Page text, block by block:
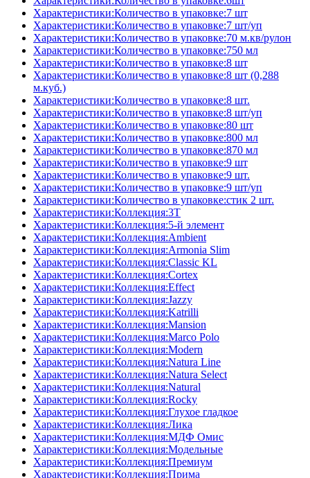
Характеристики:Количество в упаковке:7 шт
Характеристики:Количество в упаковке:7 шт/уп
Характеристики:Количество в упаковке:70 м.кв/рулон
Характеристики:Количество в упаковке:750 мл
Характеристики:Количество в упаковке:8 шт
Характеристики:Количество в упаковке:8 шт (0,288
м.куб.)
Характеристики:Количество в упаковке:8 шт.
Характеристики:Количество в упаковке:8 шт/уп
Характеристики:Количество в упаковке:80 шт
Характеристики:Количество в упаковке:800 мл
Характеристики:Количество в упаковке:870 мл
Характеристики:Количество в упаковке:9 шт
Характеристики:Количество в упаковке:9 шт.
Характеристики:Количество в упаковке:9 шт/уп
Характеристики:Количество в упаковке:стик 2 шт.
Характеристики:Коллекция:3T
Характеристики:Коллекция:5-й элемент
Характеристики:Коллекция:Ambient
Характеристики:Коллекция:Armonia Slim
Характеристики:Коллекция:Classic KL
Характеристики:Коллекция:Cortex
Характеристики:Коллекция:Effect
Характеристики:Коллекция:Jazzy
Характеристики:Коллекция:Katrilli
Характеристики:Коллекция:Mansion
Характеристики:Коллекция:Marco Polo
Характеристики:Коллекция:Modern
Характеристики:Коллекция:Natura Line
Характеристики:Коллекция:Natura Select
Характеристики:Коллекция:Natural
Характеристики:Коллекция:Rocky
Характеристики:Коллекция:Глухое гладкое
Характеристики:Коллекция:Лика
Характеристики:Коллекция:МДФ Омис
Характеристики:Коллекция:Модельные
Характеристики:Коллекция:Премиум
Характеристики:Коллекция:Прима